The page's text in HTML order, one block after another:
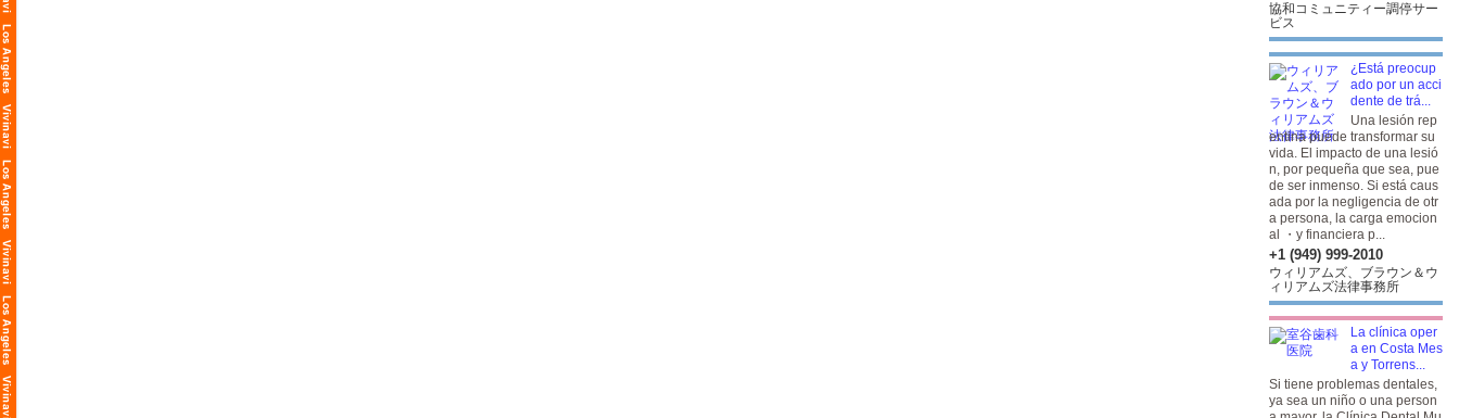
協和コミュニティー調停サー
ビス
¿Está preocup
ado por un acci
dente de trá...
Una lesión rep
entina puede transformar su
vida. El impacto de una lesió
n, por pequeña que sea, pue
de ser inmenso. Si está caus
ada por la negligencia de otr
a persona, la carga emocion
al ・y financiera p...
+1 (949) 999-2010
ウィリアムズ、ブラウン＆ウ
ィリアムズ法律事務所
La clínica oper
a en Costa Mes
a y Torrens...
Si tiene problemas dentales,
ya sea un niño o una person